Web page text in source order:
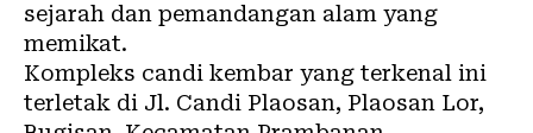
sejarah dan pemandangan alam yang
memikat.
Kompleks candi kembar yang terkenal ini
terletak di Jl. Candi Plaosan, Plaosan Lor,